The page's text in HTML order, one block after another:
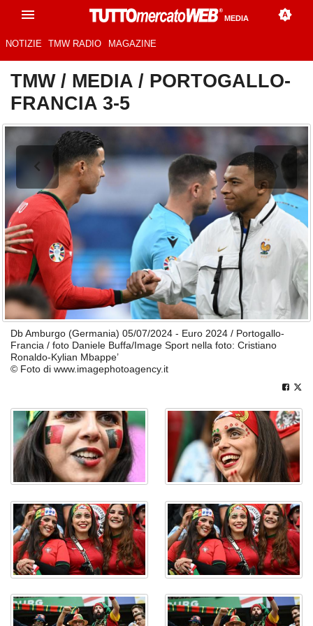
MEDIA
NOTIZIE TMW RADIO MAGAZINE
TMW/ MEDIA / PORTOGALLO-
FRANCIA 3-5
Db Amburgo (Germania) 05/07/2024 - Euro 2024 / Portogallo-
Francia / foto Daniele Buffa/Image Sport nella foto: Cristiano
Ronaldo-Kylian Mbappe’
© Foto di www.imagephotoagency.it